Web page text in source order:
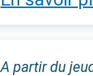
A partir du